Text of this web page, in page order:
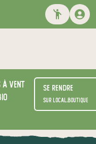
Vent
Se rendre
sur local.boutique